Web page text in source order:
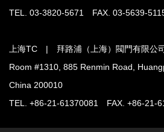
TEL. 03-3820-5671 FAX. 03-5639-
上海TC | 拜路浦（上海）閥門有限公司
Room #1310, 885 Renmin Road,
China 200010
TEL. +86-21-61370081 FAX. +86-21-